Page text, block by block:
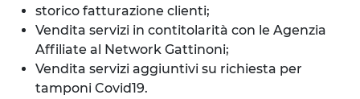
storico fatturazione clienti;
Vendita servizi in contitolarità con le Agenzia
Affiliate al Network Gattinoni;
Vendita servizi aggiuntivi su richiesta per
tamponi Covid19.